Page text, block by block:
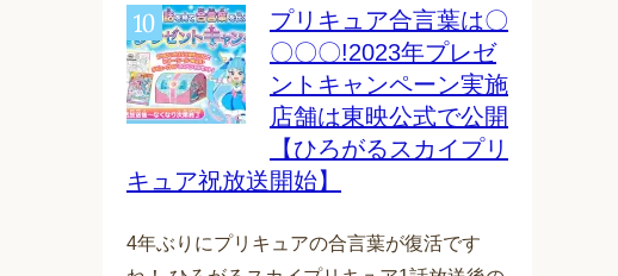
プリキュア合言葉は〇
〇〇〇!2023年プレゼ
ントキャンペーン実施
店舗は東映公式で公開
【ひろがるスカイプリ
キュア祝放送開始】
4年ぶりにプリキュアの合言葉が復活です